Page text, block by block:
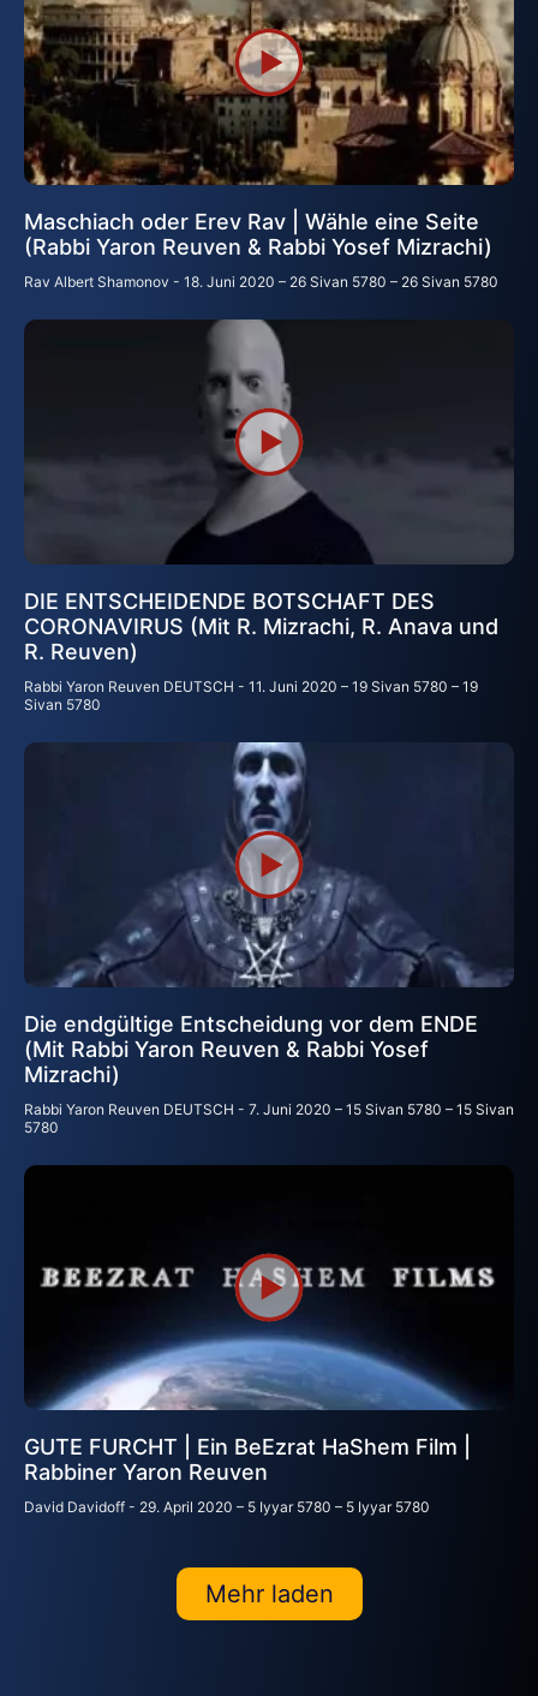
Maschiach oder Erev Rav | Wähle eine Seite
(Rabbi Yaron Reuven & Rabbi Yosef Mizrachi)
Rav Albert Shamonov 18. Juni 2020 – 26 Sivan 5780 – 26 Sivan 5780
DIE ENTSCHEIDENDE BOTSCHAFT DES
CORONAVIRUS (Mit R. Mizrachi, R. Anava und
R. Reuven)
Rabbi Yaron Reuven DEUTSCH
11. Juni 2020 – 19 Sivan 5780 – 19
Sivan 5780
Die endgültige Entscheidung vor dem ENDE
(Mit Rabbi Yaron Reuven & Rabbi Yosef
Mizrachi)
Rabbi Yaron Reuven DEUTSCH
7. Juni 2020 – 15 Sivan 5780 – 15 Sivan
5780
GUTE FURCHT | Ein BeEzrat HaShem Film |
Rabbiner Yaron Reuven
David Davidoff 29. April 2020 – 5 Iyyar 5780 – 5 Iyyar 5780
Mehr laden